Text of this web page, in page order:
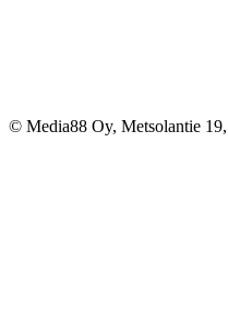
© Media88 Oy, Metsolantie